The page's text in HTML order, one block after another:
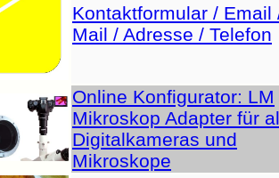
Kontaktformular / Email
Mail / Adresse / Telefon
Online Konfigurator: LM
Mikroskop Adapter für
Digitalkameras und
Mikroskope